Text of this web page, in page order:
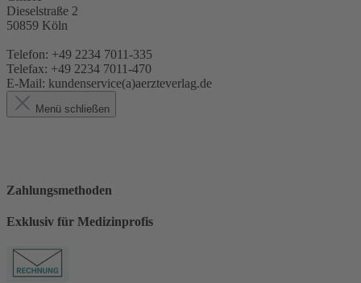
Dieselstraße 2
50859 Köln
Telefon: +49 2234 7011-335
Telefax: +49 2234 7011-470
E-Mail: kundenservice(a)aerzteverlag.de
Menü schließen
Zahlungsmethoden
Exklusiv für Medizinprofis